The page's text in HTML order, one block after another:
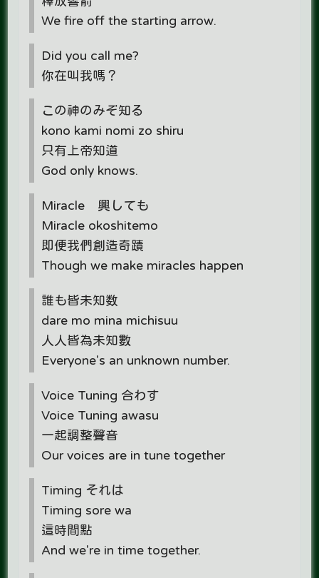
We fire off the starting arrow.
Did you call me?
你在叫我嗎？
この神のみぞ知る
kono kami nomi zo shiru
只有上帝知道
God only knows.
Miracle 興しても
Miracle okoshitemo
即便我們創造奇蹟
Though we make miracles happen
誰も皆未知数
dare mo mina michisuu
人人皆為未知數
Everyone's an unknown number.
Voice Tuning 合わす
Voice Tuning awasu
一起調整聲音
Our voices are in tune together
Timing それは
Timing sore wa
這時間點
And we're in time together.